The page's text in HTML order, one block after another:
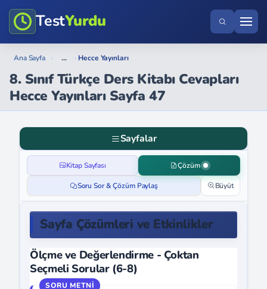
TestYurdu
Ana Sayfa › ... › Hecce Yayınları
8. Sınıf Türkçe Ders Kitabı Cevapları
Hecce Yayınları Sayfa 47
Sayfalar
Kitap Sayfası Çözüm
Soru Sor & Çözüm Paylaş Büyüt
Sayfa Çözümleri ve Etkinlikler
Ölçme ve Değerlendirme - Çoktan
Seçmeli Sorular (6-8)